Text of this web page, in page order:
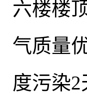
六楼楼
气质量
度污染